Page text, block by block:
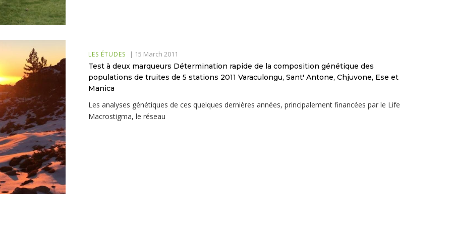
LES ÉTUDES | 15 March 2011
Test à deux marqueurs Détermination rapide de la composition génétique des
populations de truites de 5 stations 2011 Varaculongu, Sant' Antone, Chjuvone, Ese et
Manica
Les analyses génétiques de ces quelques dernières années, principalement financées par le Life
Macrostigma, le réseau